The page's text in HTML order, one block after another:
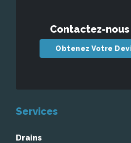
Contactez-
Obtenez Votre
Services
Drains